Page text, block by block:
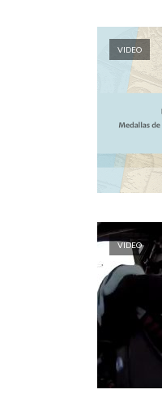
VIDEO
VIDEO